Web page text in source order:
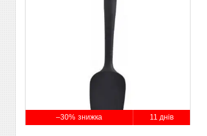
–30% 11 днів